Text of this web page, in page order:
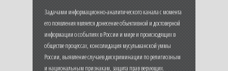
Задачами информационно-аналитического канала с момента
его появления является донесение объективной и достоверной
информации о событиях в России и мире и происходящих в
обществе процессах, консолидация мусульманской уммы
России, выявление случаев дискриминации по религиозным
и национальным признакам, защита прав верующих.